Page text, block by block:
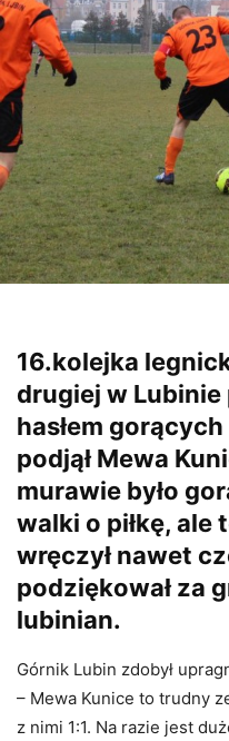
16.kolejka
drugiej w Lubinie
hasłem
podjął Mewa
murawie było
walki o piłkę, ale
wręczył nawet
podziękował za
lubinian.
Górnik Lubin zdobył
– Mewa Kunice to trudny
z nimi 1:1. Na razie jest